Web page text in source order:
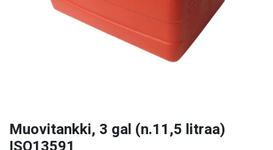
Muovitankki, 3 gal (n.11,5 litraa)